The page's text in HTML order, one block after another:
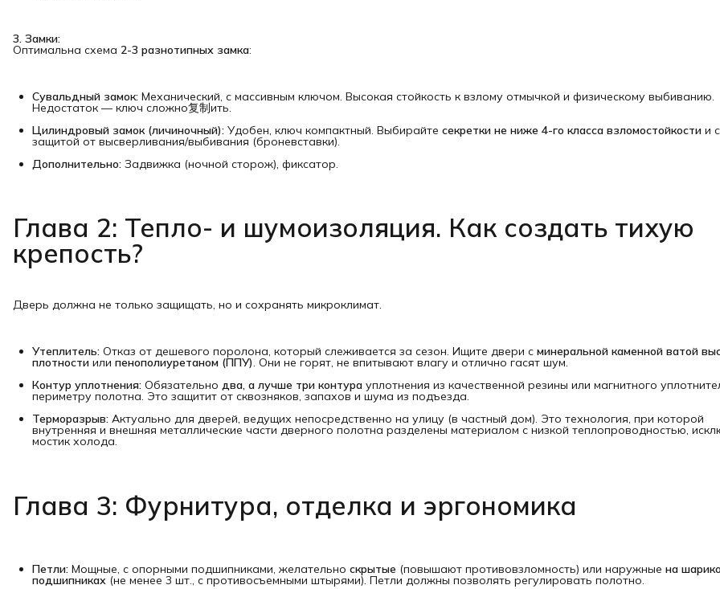
3. Замки:
Оптимальна схема 2-3 разнотипных замка:
Сувальдный замок: Механический, с массивным ключом. Высокая стойкость к взлому отмычкой и физическому выбиванию.
Недостаток — ключ сложно复制ить.
Цилиндровый замок (личиночный): Удобен, ключ компактный. Выбирайте секретки не ниже 4-го класса взломостойкости и с
защитой от высверливания/выбивания (броневставки).
Дополнительно: Задвижка (ночной сторож), фиксатор.
Глава 2: Тепло- и шумоизоляция. Как создать тихую
крепость?
Дверь должна не только защищать, но и сохранять микроклимат.
Утеплитель: Отказ от дешевого поролона, который слеживается за сезон. Ищите двери с минеральной каменной ватой
плотности или пенополиуретаном (ППУ). Они не горят, не впитывают влагу и отлично гасят шум.
Контур уплотнения: Обязательно два, а лучше три контура уплотнения из качественной резины или магнитного
периметру полотна. Это защитит от сквозняков, запахов и шума из подъезда.
Терморазрыв: Актуально для дверей, ведущих непосредственно на улицу (в частный дом). Это технология, при которой
внутренняя и внешняя металлические части дверного полотна разделены материалом с низкой теплопроводностью,
мостик холода.
Глава 3: Фурнитура, отделка и эргономика
Петли: Мощные, с опорными подшипниками, желательно скрытые (повышают противовзломность) или наружные на
подшипниках (не менее 3 шт., с противосъемными штырями). Петли должны позволять регулировать полотно.